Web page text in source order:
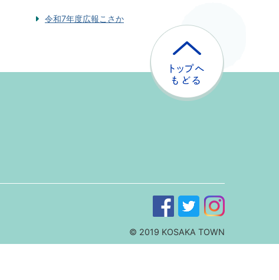
令和7年度広報こさか
戻
© 2019 KOSAKA TOWN